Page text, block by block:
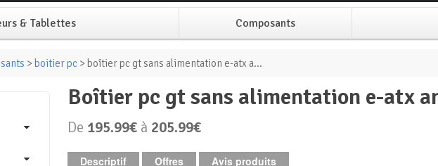
& Tablettes Composants
Alimentation PC
Boitier PC
Carte graphique
> boitier pc > boîtier pc gt sans alimentation e-atx a...
boîtier pc gt sans alimentation e-atx
De 195.99€ à 205.99€
Descriptif Offres Avis produits